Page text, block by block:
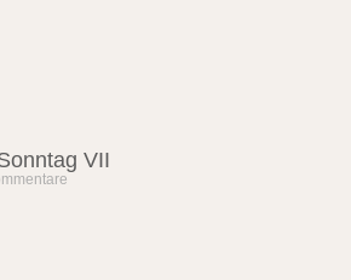
VII